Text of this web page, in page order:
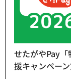
せたがやPay
援キャンペー